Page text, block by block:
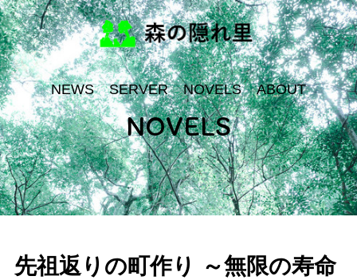
NEWS SERVER NOVELS ABOUT
NOVELS
先祖返りの町作り ～無限の寿命